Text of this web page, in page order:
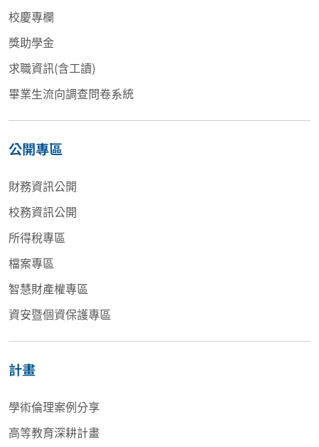
校慶專欄
獎助學金
求職資訊(含工讀)
畢業生流向調查問卷系統
公開專區
財務資訊公開
校務資訊公開
所得稅專區
檔案專區
智慧財產權專區
資安暨個資保護專區
計畫
學術倫理案例分享
高等教育深耕計畫